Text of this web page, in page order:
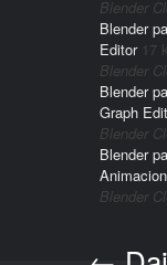
Blender
Blender
Editor 17
Blender
Blender
Graph
Blender
Blender
Animacion
Blender
Post